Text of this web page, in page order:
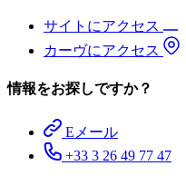
サイトにアクセス
カーヴにアクセス
情報をお探しですか？
Eメール
+33 3 26 49 77 47